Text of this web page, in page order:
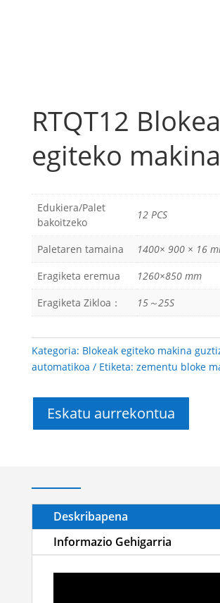
RTQT12
egiteko makina
Edukiera/Palet
bakoitzeko
12 PCS
Paletaren tamaina
1400× 900 × 16
Eragiketa eremua
1260×850 mm
Eragiketa Zikloa：
15～25S
Kategoria: Blokeak egiteko makina
automatikoa
Etiketa: zementu bloke
Eskatu aurrekontua
Deskribapena
Informazio Gehigarria